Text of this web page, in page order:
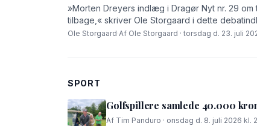
»Morten Dreyers indlæg i Dragør Nyt nr. 29
tilbage,« skriver Ole Storgaard i dette
Ole Storgaard·Af Ole Storgaard · torsdag d. 23. juli
SPORT
Golfspillere samlede 40.000
Af Tim Panduro · onsdag d. 8. juli 2026 kl.